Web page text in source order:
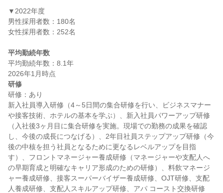
▼2022年度
男性採用者数：180名
女性採用者数：252名
平均勤続年数
平均勤続年数：8.1年
研修
研修：あり
新入社員導入研修（4～5日間の集合研修を行い、ビジネスマナー
や接客技術、ホテルの基本を学ぶ）、新入社員パワーアップ研修
（入社後3ヶ月目に集合研修を実施。現場での勤務の成果を確認
し、今後の成長につなげる）、2年目社員ステップアップ研修（今
後の中核を担う社員となるために更なるレベルアップを目指
す）、フロントマネージャー養成研修（マネージャーや支配人へ
の早期育成と明確なキャリア形成のための研修）、料飲マネージ
ャー養成研修、接客スーパーバイザー養成研修、OJT研修、支配
人養成研修、支配人スキルアップ研修、アパ コースト交換研修